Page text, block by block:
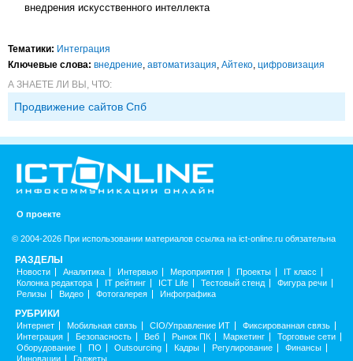
внедрения искусственного интеллекта
Тематики: Интеграция
Ключевые слова: внедрение, автоматизация, Айтеко, цифровизация
А ЗНАЕТЕ ЛИ ВЫ, ЧТО:
Продвижение сайтов Спб
О проекте
© 2004-2026 При использовании материалов ссылка на ict-online.ru обязательна
РАЗДЕЛЫ
Новости Аналитика Интервью Мероприятия Проекты
IT класс
Колонка редактора
IT рейтинг ICT Life Тестовый стенд
Фигура речи
Релизы
Видео Фотогалерея Инфографика
РУБРИКИ
Интернет Мобильная связь CIO/Управление ИТ
Фиксированная связь
Интеграция
Безопасность Веб Рынок ПК Маркетинг
Торговые сети
Оборудование
ПО Outsourcing Кадры Регулирование
Финансы
Инновации
Гаджеты